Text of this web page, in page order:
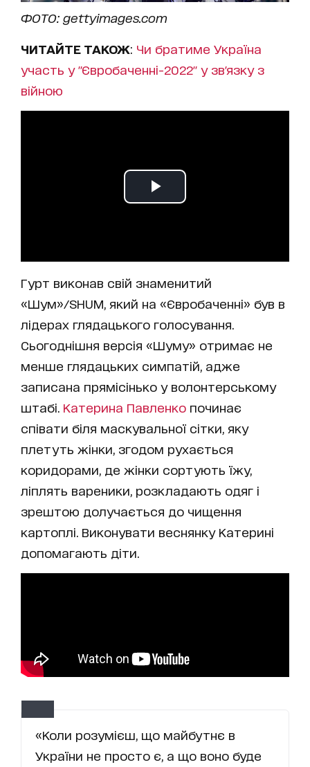
ФОТО: gettyimages.com
ЧИТАЙТЕ ТАКОЖ: Чи братиме Україна
участь у "Євробаченні-2022" у зв'язку з
війною
Гурт виконав свій знаменитий
«Шум»/SHUM, який на «Євробаченні» був в
лідерах глядацького голосування.
Сьогоднішня версія «Шуму» отримає не
менше глядацьких симпатій, адже
записана прямісінько у волонтерському
штабі. Катерина Павленко починає
співати біля маскувальної сітки, яку
плетуть жінки, згодом рухається
коридорами, де жінки сортують їжу,
ліплять вареники, розкладають одяг і
зрештою долучається до чищення
картоплі. Виконувати веснянку Катерині
допомагають діти.
«Коли розумієш, що майбутнє в
України не просто є, а що воно буде